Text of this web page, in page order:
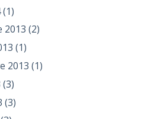
(1)
2013 (2)
(1)
2013 (1)
(3)
(3)